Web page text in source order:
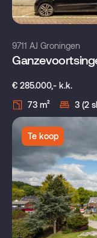
9711 AJ Groningen
€ 285.000,- k.k.
73 m²
3 (2
Te koop